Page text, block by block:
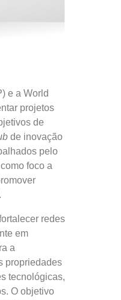
e a World
projetos
de
de inovação
pelo
foco a
redes
em
a
propriedades
tecnológicas,
O objetivo